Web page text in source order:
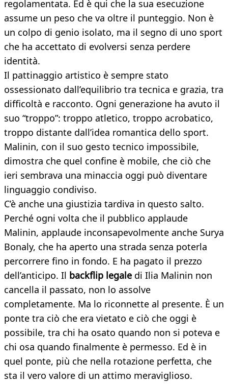
regolamentata. Ed è qui che la sua esecuzione
assume un peso che va oltre il punteggio. Non è
un colpo di genio isolato, ma il segno di uno sport
che ha accettato di evolversi senza perdere
identità.
Il pattinaggio artistico è sempre stato
ossessionato dall’equilibrio tra tecnica e grazia, tra
difficoltà e racconto. Ogni generazione ha avuto il
suo “troppo”: troppo atletico, troppo acrobatico,
troppo distante dall’idea romantica dello sport.
Malinin, con il suo gesto tecnico impossibile,
dimostra che quel confine è mobile, che ciò che
ieri sembrava una minaccia oggi può diventare
linguaggio condiviso.
C’è anche una giustizia tardiva in questo salto.
Perché ogni volta che il pubblico applaude
Malinin, applaude inconsapevolmente anche Surya
Bonaly, che ha aperto una strada senza poterla
percorrere fino in fondo. E ha pagato il prezzo
dell’anticipo. Il backflip legale di Ilia Malinin non
cancella il passato, non lo assolve
completamente. Ma lo riconnette al presente. È un
ponte tra ciò che era vietato e ciò che oggi è
possibile, tra chi ha osato quando non si poteva e
chi osa quando finalmente è permesso. Ed è in
quel ponte, più che nella rotazione perfetta, che
sta il vero valore di un attimo meraviglioso.